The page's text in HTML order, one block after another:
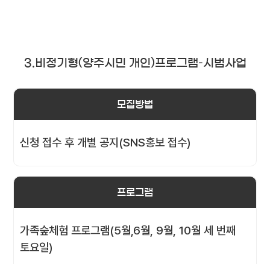
3.비정기형(양주시민 개인)프로그램–시범사업
모집방법
신청 접수 후 개별 공지(SNS홍보 접수)
프로그램
가족숲체험 프로그램(5월,6월, 9월, 10월 세 번째
토요일)